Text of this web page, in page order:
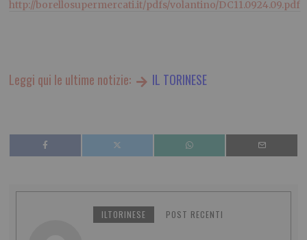
http://borellosupermercati.it/pdfs/volantino/DC11.0924.09.pdf
Leggi qui le ultime notizie: IL TORINESE
ILTORINESE POST RECENTI